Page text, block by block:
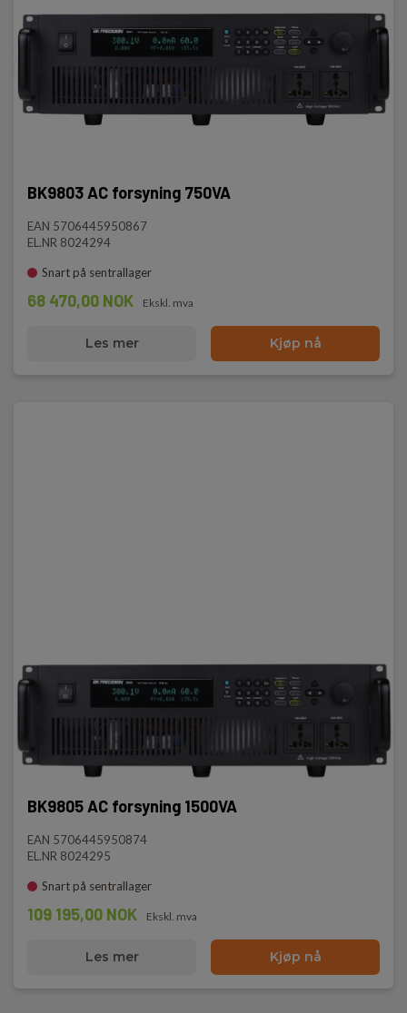
BK9803 AC forsyning 750VA
EAN 5706445950867
EL.NR 8024294
Snart på sentrallager
68 470,00 NOK Ekskl. mva
Les mer Kjøp nå
BK9805 AC forsyning 1500VA
EAN 5706445950874
EL.NR 8024295
Snart på sentrallager
109 195,00 NOK Ekskl. mva
Les mer Kjøp nå